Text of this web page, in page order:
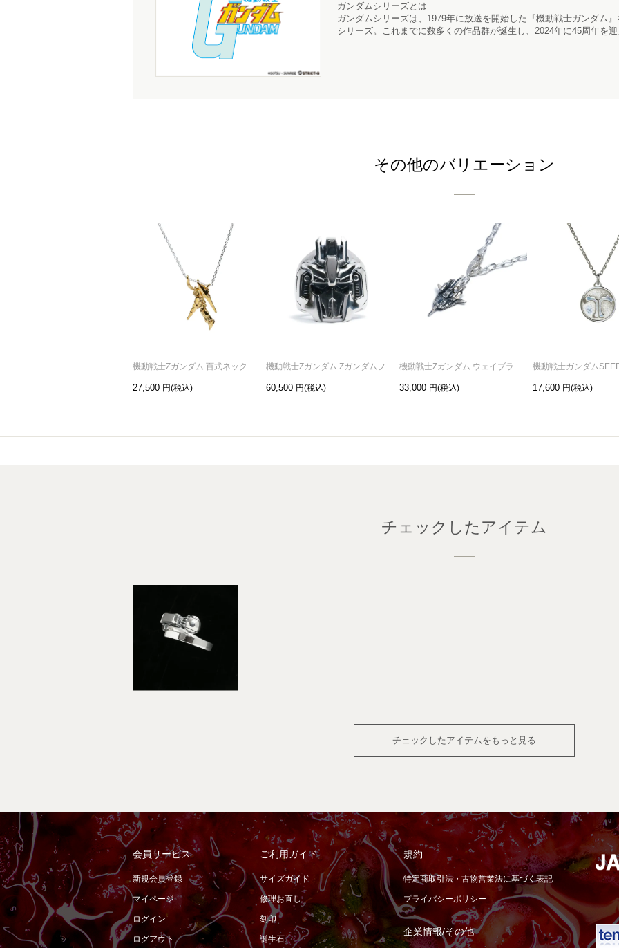
ガンダムシリーズとは
ガンダムシリーズは、1979年に放送を開始した『機動戦士ガンダム
シリーズ。これまでに数多くの作品群が誕生し、2024年に45周年を
その他のバリエーション
27,500 60,500 33,000 17,600
チェックしたアイテム
チェックしたアイテムをもっと見る
会員サービス
新規会員登録
マイページ
ログイン
ログアウト
ご利用ガイド
サイズガイド
修理お直し
刻印
誕生石
規約
特定商取引法・古物営業法に基づく表記
プライバシーポリシー
企業情報/その他